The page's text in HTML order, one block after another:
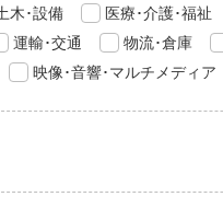
木･設備
医療･介護･福祉
運輸･交通
物流･倉庫
映像･音響･マルチメディア